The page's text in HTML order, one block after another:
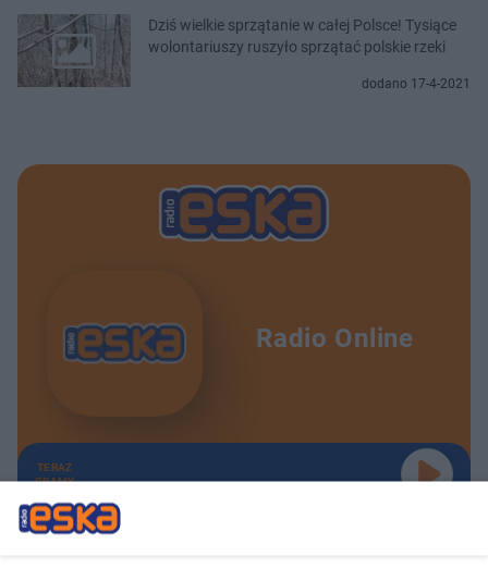
Dziś wielkie sprzątanie w całej Polsce! Tysiące
wolontariuszy ruszyło sprzątać polskie rzeki
dodano 17-4-2021
Radio Online
TERAZ
GRAMY